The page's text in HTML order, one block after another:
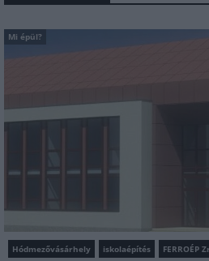
Mi épül?
Hódmezővásárhely iskolaépítés FERROÉP